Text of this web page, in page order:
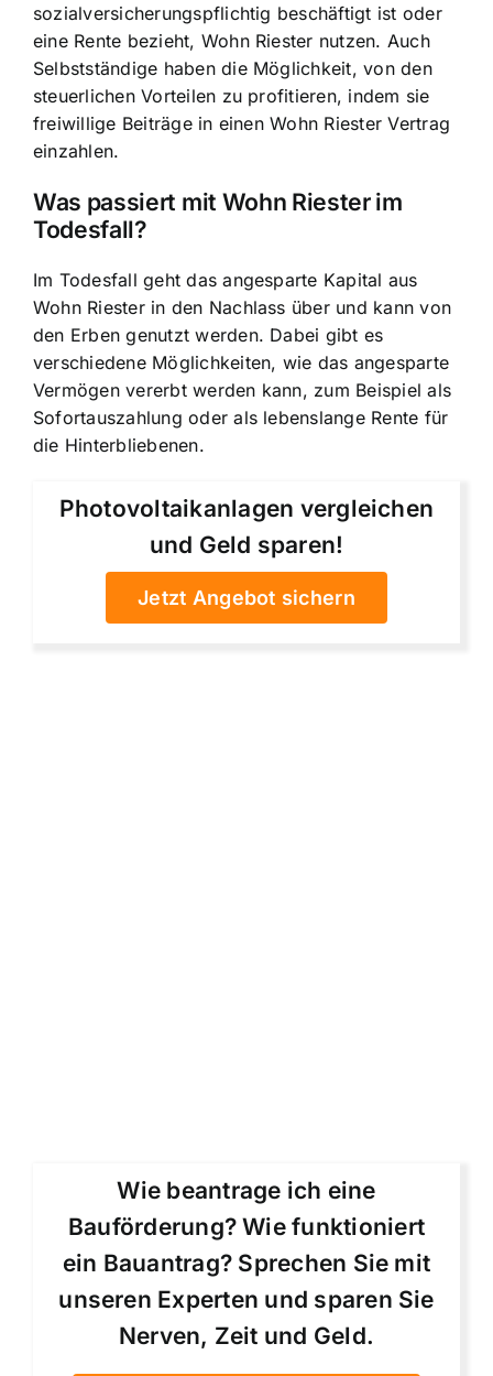
sozialversicherungspflichtig beschäftigt ist oder
eine Rente bezieht, Wohn Riester nutzen. Auch
Selbstständige haben die Möglichkeit, von den
steuerlichen Vorteilen zu profitieren, indem sie
freiwillige Beiträge in einen Wohn Riester Vertrag
einzahlen.
Was passiert mit Wohn Riester im
Todesfall?
Im Todesfall geht das angesparte Kapital aus
Wohn Riester in den Nachlass über und kann von
den Erben genutzt werden. Dabei gibt es
verschiedene Möglichkeiten, wie das angesparte
Vermögen vererbt werden kann, zum Beispiel als
Sofortauszahlung oder als lebenslange Rente für
die Hinterbliebenen.
Photovoltaikanlagen vergleichen
und Geld sparen!
Jetzt Angebot sichern
Wie beantrage ich eine
Bauförderung? Wie funktioniert
ein Bauantrag? Sprechen Sie mit
unseren Experten und sparen Sie
Nerven, Zeit und Geld.